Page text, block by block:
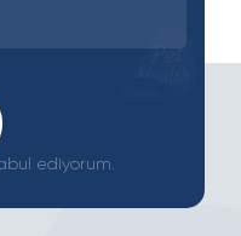
ediyorum.